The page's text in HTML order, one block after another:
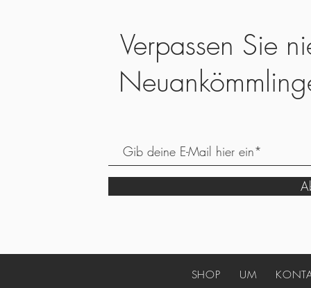
Verpassen Sie
SHOP UM